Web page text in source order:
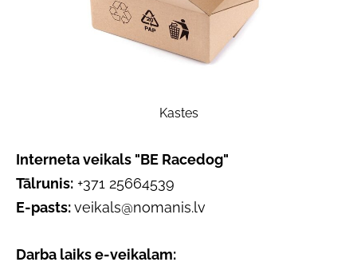
Interneta veikals "BE Racedog"
Tālrunis: +371 25664539
E-pasts:veikals@nomanis.lv
Darba laiks e-veikalam:
Kastes